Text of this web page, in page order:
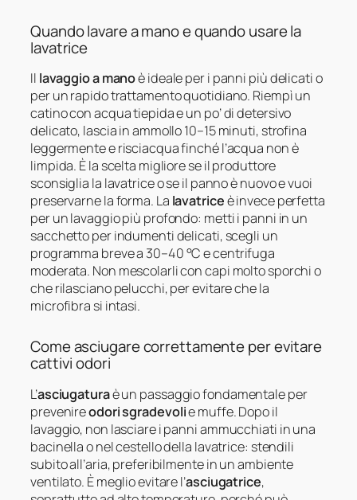
Quando lavare a mano e quando usare la
lavatrice
Il lavaggio a manoè ideale per i panni più delicati o
per un rapido trattamento quotidiano. Riempì un
catino con acqua tiepida e un po’ di detersivo
delicato, lascia in ammollo 10–15 minuti, strofina
leggermente e risciacqua finché l’acqua non è
limpida. È la scelta migliore se il produttore
sconsiglia la lavatrice o se il panno è nuovo e vuoi
preservarne la forma. La lavatriceè invece perfetta
per un lavaggio più profondo: metti i panni in un
sacchetto per indumenti delicati, scegli un
programma breve a 30–40 °C e centrifuga
moderata. Non mescolarli con capi molto sporchi o
che rilasciano pelucchi, per evitare che la
microfibra si intasi.
Come asciugare correttamente per evitare
cattivi odori
L’asciugaturaè un passaggio fondamentale per
prevenireodori sgradevolie muffe. Dopo il
lavaggio, non lasciare i panni ammucchiati in una
bacinella o nel cestello della lavatrice: stendili
subito all’aria, preferibilmente in un ambiente
ventilato. È meglio evitare l’asciugatrice,